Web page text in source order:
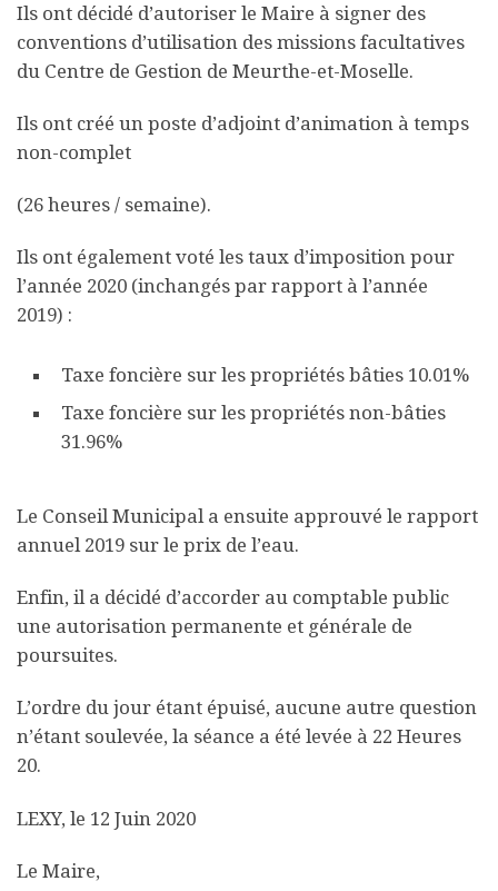
Ils ont décidé d’autoriser le Maire à signer des
conventions d’utilisation des missions facultatives
du Centre de Gestion de Meurthe-et-Moselle.
Ils ont créé un poste d’adjoint d’animation à temps
non-complet
(26 heures / semaine).
Ils ont également voté les taux d’imposition pour
l’année 2020 (inchangés par rapport à l’année
2019) :
Taxe foncière sur les propriétés bâties 10.01%
Taxe foncière sur les propriétés non-bâties
31.96%
Le Conseil Municipal a ensuite approuvé le rapport
annuel 2019 sur le prix de l’eau.
Enfin, il a décidé d’accorder au comptable public
une autorisation permanente et générale de
poursuites.
L’ordre du jour étant épuisé, aucune autre question
n’étant soulevée, la séance a été levée à 22 Heures
20.
LEXY, le 12 Juin 2020
Le Maire,